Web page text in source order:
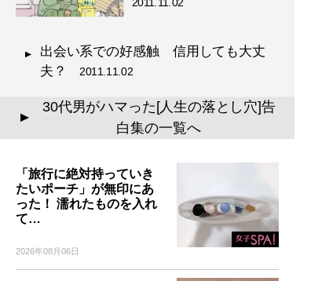
出会い系での好感触 信用しても大丈
夫？
2011.11.02
▲
30代男がハマった[人生の落とし穴]告
白集の一覧へ
「旅行に絶対持っていき
たいポーチ」が無印にあ
った！ 濡れたものを入れ
て…
2026年08月06日